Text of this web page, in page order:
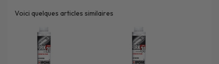
Voici quelques articles similaires